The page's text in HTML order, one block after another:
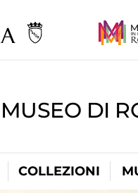
MUSEO DI
COLLEZIONI